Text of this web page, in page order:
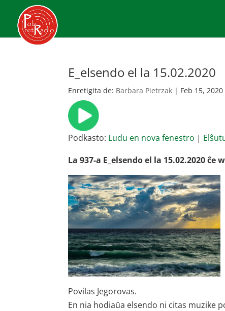
E_elsendo el la 15.02.2020
Enretigita de: Barbara Pietrzak | Feb 15, 2020
Podkasto: Ludu en nova fenestro |
La 937-a E_elsendo el la 15.02.2020
Povilas Jegorovas.
En nia hodiaŭa elsendo ni citas muzike